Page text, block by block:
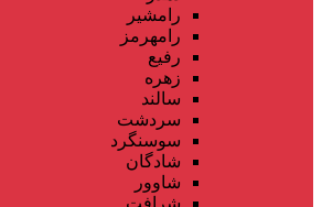
رامشیر
رامهرمز
رفیع
زهره
سالند
سردشت
سوسنگرد
شادگان
شاوور
شرافت